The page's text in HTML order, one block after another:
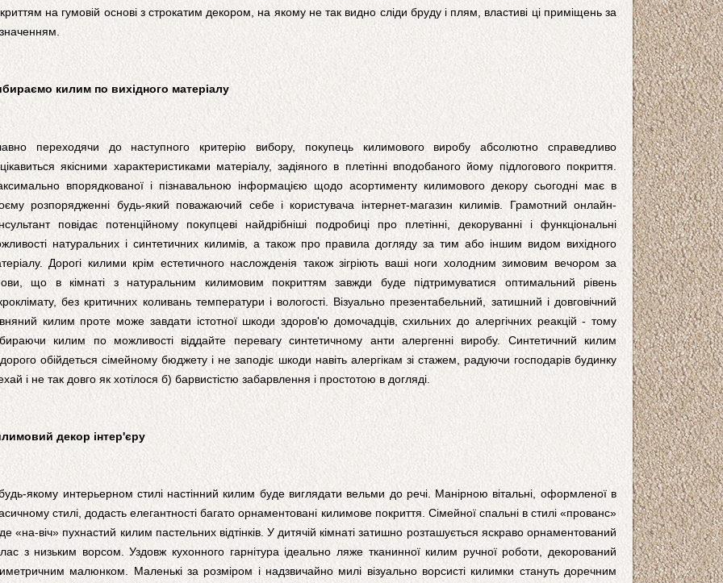
на гумовій основі з строкатим декором, на якому не так видно сліди бруду і плям, властиві ці приміщень за
килим по вихідного матеріалу
переходячи до наступного критерію вибору, покупець килимового виробу абсолютно справедливо
якісними характеристиками матеріалу, задіяного в плетінні вподобаного йому підлогового покриття.
впорядкованої і пізнавальною інформацією щодо асортименту килимового декору сьогодні має в
розпорядженні будь-який поважаючий себе і користувача інтернет-магазин килимів. Грамотний онлайн-
повідає потенційному покупцеві найдрібніші подробиці про плетінні, декоруванні і функціональні
натуральних і синтетичних килимів, а також про правила догляду за тим або іншим видом вихідного
Дорогі килими крім естетичного насложденія також зігріють ваші ноги холодним зимовим вечором за
що в кімнаті з натуральним килимовим покриттям завжди буде підтримуватися оптимальний рівень
без критичних коливань температури і вологості. Візуально презентабельний, затишний і довговічний
килим проте може завдати істотної шкоди здоров'ю домочадців, схильних до алергічних реакцій - тому
килим по можливості віддайте перевагу синтетичному анти алергенні виробу. Синтетичний килим
обійдеться сімейному бюджету і не заподіє шкоди навіть алергікам зі стажем, радуючи господарів будинку
і не так довго як хотілося б) барвистістю забарвлення і простотою в догляді.
декор інтер'єру
якому интерьерном стилі настінний килим буде виглядати вельми до речі. Манірною вітальні, оформленої в
стилі, додасть елегантності багато орнаментовані килимове покриття. Сімейної спальні в стилі «прованс»
«на-віч» пухнастий килим пастельних відтінків. У дитячій кімнаті затишно розташується яскраво орнаментований
з низьким ворсом. Уздовж кухонного гарнітура ідеально ляже тканинної килим ручної роботи, декорований
малюнком. Маленькі за розміром і надзвичайно милі візуально ворсисті килимки стануть доречним